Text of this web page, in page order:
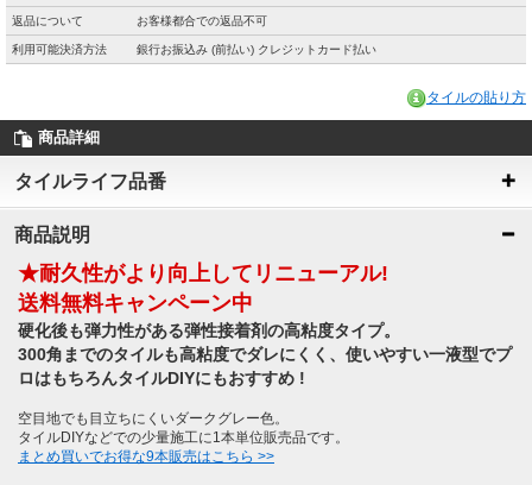
返品について お客様都合での返品不可
利用可能決済方法 銀行お振込み (前払い) クレジットカード払い
タイルの貼り方
商品詳細
タイルライフ品番
商品説明
★耐久性がより向上してリニューアル!
送料無料キャンペーン中
硬化後も弾力性がある弾性接着剤の高粘度タイプ。
300角までのタイルも高粘度でダレにくく、使いやすい一液型でプ
ロはもちろんタイルDIYにもおすすめ !
空目地でも目立ちにくいダークグレー色。
タイルDIYなどでの少量施工に1本単位販売品です。
まとめ買いでお得な9本販売はこちら >>